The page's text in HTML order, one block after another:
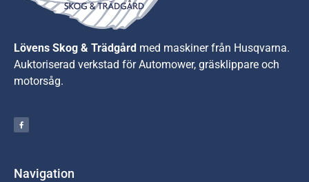
Lövens Skog & Trädgård med maskiner från Husqvarna.
Auktoriserad verkstad för Automower, gräsklippare och
motorsåg.
Navigation